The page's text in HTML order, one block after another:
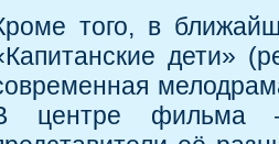
того, в
дети»
центре фильма